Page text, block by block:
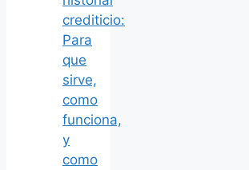
crediticio:
Para
que
sirve,
como
funciona,
y
como